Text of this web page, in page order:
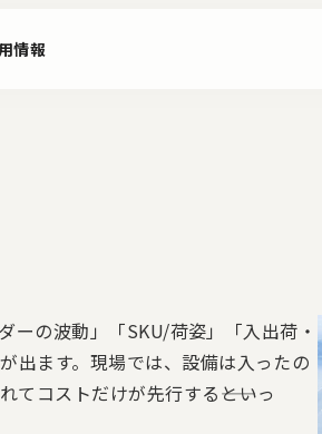
実行サービス
ロジステ
グ ソリュ
情報
ーの波動」「SKU/荷姿」「入出荷・
出ます。現場では、設備は入ったの
コストだけが先行する――といっ